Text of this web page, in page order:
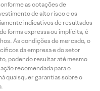
as cotações de
de alto risco e os
indicativos de resultados
forma expressa ou implícita, é
As condições de mercado, o
da empresa e do setor
podendo resultar até mesmo
recomendada para o
quaisquer garantias sobre o